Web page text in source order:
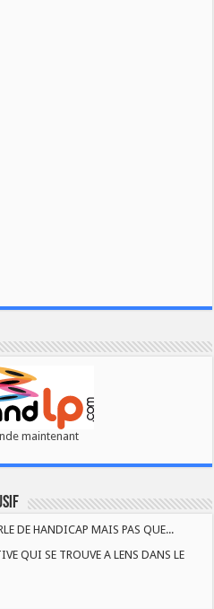
maintenant
DE HANDICAP MAIS PAS QUE...
QUI SE TROUVE A LENS DANS LE